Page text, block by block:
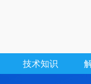
技术知识